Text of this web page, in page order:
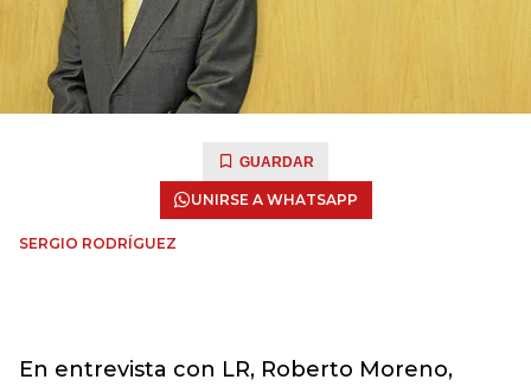
GUARDAR
UNIRSE A WHATSAPP
SERGIO RODRÍGUEZ
En entrevista con LR, Roberto Moreno,